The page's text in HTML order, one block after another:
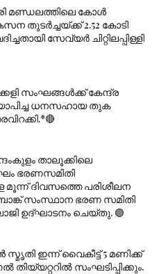
മണ്ഡലത്തിലെ കോൾ
തുടർച്ചയ്ക്ക് 2.52 കോടി
സേവ്യർ ചിറ്റിലപ്പിള്ളി
സംഘങ്ങള്‍ക്ക് കേന്ദ്ര
ധനസഹായ തുക
താലൂക്കിലെ
ഭരണസമിതി
ദിവസത്തെ പരിശീലന
ബാങ്ക് സംസ്ഥാന ഭരണ സമിതി
ഉദ്ഘാടനം ചെയ്തു. 🟣
സ്മൃതി ഇന്ന് വൈകീട്ട് 5 മണിക്ക്
സംഘടിപ്പിക്കും.